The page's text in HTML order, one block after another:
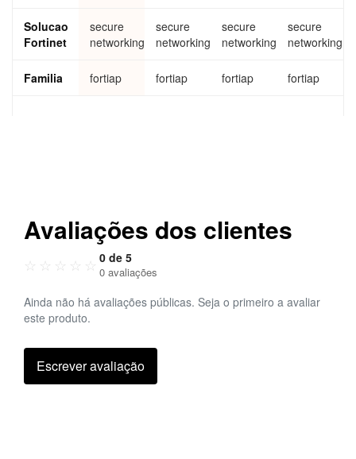
Solucao
Fortinet
secure
networking
secure
networking
secure
networking
secure
networking
Familia fortiap fortiap fortiap fortiap
Avaliações dos clientes
☆ ☆ ☆ ☆ ☆ 0 de 5
0 avaliações
Ainda não há avaliações públicas. Seja o primeiro a avaliar
este produto.
Escrever avaliação